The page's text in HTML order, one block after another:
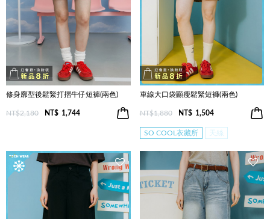
修身廓型後鬆緊打摺牛仔短褲(兩色)
NT$2,180 NT$ 1,744
車線大口袋顯瘦鬆緊短褲(兩色)
NT$1,880 NT$ 1,504
SO COOL衣藏所 天絲